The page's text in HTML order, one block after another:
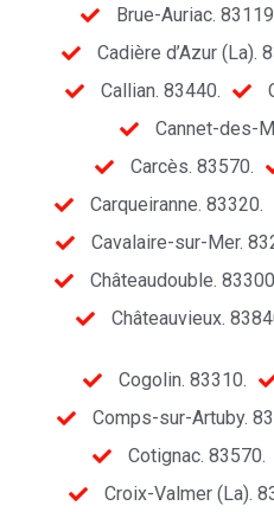
Brue-Auriac.
Cadière d’Azur (La).
Callian. 83440.
Cannet-des-
Carcès. 83570.
Carqueiranne. 83320.
Cavalaire-sur-Mer.
Châteaudouble.
Châteauvieux.
Cogolin. 83310.
Comps-sur-Artuby.
Cotignac. 83570.
Croix-Valmer (La).